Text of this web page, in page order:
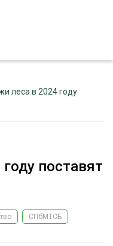
леса в 2024 году
поставят
СПбМТСБ